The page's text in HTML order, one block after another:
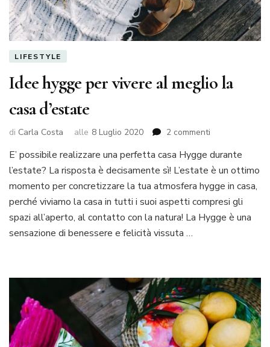
LIFESTYLE
Idee hygge per vivere al meglio la
casa d’estate
di Carla Costa alle 8 Luglio 2020 2 commenti
hygge
per
vivere
meglio
la
E’ possibile realizzare una perfetta casa Hygge durante
l’estate? La risposta è decisamente sì! L’estate è un ottimo
momento per concretizzare la tua atmosfera hygge in casa,
perché viviamo la casa in tutti i suoi aspetti compresi gli
spazi all’aperto, al contatto con la natura! La Hygge è una
sensazione di benessere e felicità vissuta …